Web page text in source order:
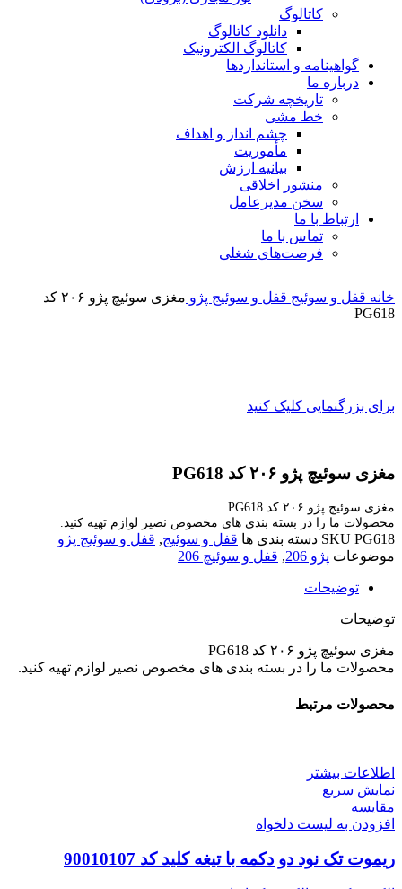
کاتالوگ
دانلود کاتالوگ
کاتالوگ الکترونیک
گواهینامه و استانداردها
درباره ما
تاریخچه شرکت
خط مشی
چشم انداز و اهداف
مأموریت
بیانیه ارزش
منشور اخلاقی
سخن مدیرعامل
ارتباط با ما
تماس با ما
فرصت‌های شغلی
خانه قفل و سوئیج قفل و سوئیج پژو
مغزی سوئیچ پژو ۲۰۶ کد
PG618
برای بزرگنمایی کلیک کنید
مغزی سوئیچ پژو ۲۰۶ کد PG618
مغزی سوئیچ پژو ۲۰۶ کد PG618
محصولات ما را در بسته بندی های مخصوص نصیر لوازم تهیه کنید.
SKU PG618 دسته بندی ها قفل و سوئیج, قفل و سوئیج پژو
موضوعات پژو 206 , قفل و سوئیچ 206
توضیحات
توضیحات
مغزی سوئیچ پژو ۲۰۶ کد PG618
محصولات ما را در بسته بندی های مخصوص نصیر لوازم تهیه کنید.
محصولات مرتبط
اطلاعات بیشتر
نمایش سریع
مقایسه
افزودن به لیست دلخواه
ریموت تک نود دو دکمه با تیغه کلید کد 90010107